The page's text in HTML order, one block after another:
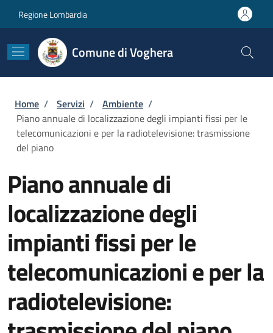
Regione Lombardia
Comune di Voghera
Briciole di pane
Home / Servizi / Ambiente /
Piano annuale di localizzazione degli impianti fissi per le
telecomunicazioni e per la radiotelevisione: trasmissione
del piano
Piano annuale di
localizzazione degli
impianti fissi per le
telecomunicazioni e per la
radiotelevisione: